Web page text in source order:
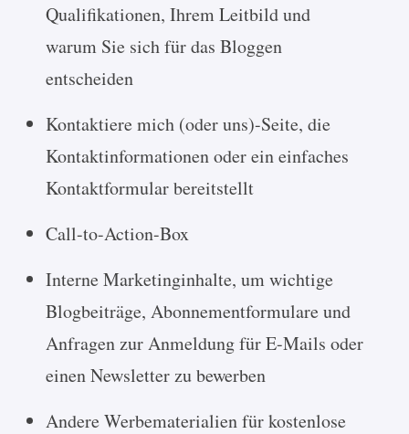
Qualifikationen, Ihrem Leitbild und
warum Sie sich für das Bloggen
entscheiden
Kontaktiere mich (oder uns)-Seite, die
Kontaktinformationen oder ein einfaches
Kontaktformular bereitstellt
Call-to-Action-Box
Interne Marketinginhalte, um wichtige
Blogbeiträge, Abonnementformulare und
Anfragen zur Anmeldung für E-Mails oder
einen Newsletter zu bewerben
Andere Werbematerialien für kostenlose